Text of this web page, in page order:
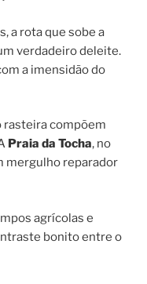
a rota que sobe a
verdadeiro deleite.
a imensidão do
rasteira compõem
Praia da Tocha, no
mergulho reparador
agrícolas e
bonito entre o